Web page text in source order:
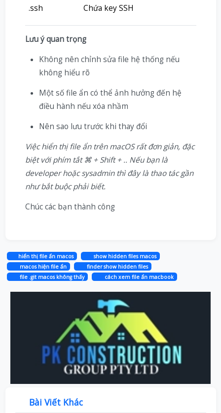
.ssh Chứa key SSH
Lưu ý quan trọng
Không nên chỉnh sửa file hệ thống nếu
không hiểu rõ
Một số file ẩn có thể ảnh hưởng đến hệ
điều hành nếu xóa nhầm
Nên sao lưu trước khi thay đổi
Việc hiển thị file ẩn trên macOS rất đơn giản, đặc
biệt với phím tắt ⌘ + Shift + .. Nếu bạn là
developer hoặc sysadmin thì đây là thao tác gần
như bắt buộc phải biết.
Chúc các bạn thành công
hiển thị file ẩn macos
show hidden files macos
macos hiện file ẩn
finder show hidden files
file .git macos không thấy
cách xem file ẩn macbook
Bài Viết Khác